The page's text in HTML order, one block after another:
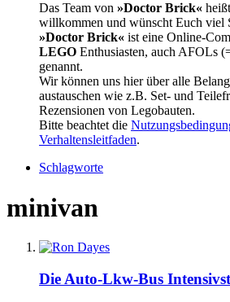
Das Team von »Doctor Brick«
willkommen und wünscht Euch viel
»Doctor Brick« ist eine Online-
LEGO Enthusiasten, auch AFOLs
genannt.
Wir können uns hier über alle
austauschen wie z.B. Set- und
Rezensionen von Legobauten.
Bitte beachtet die
Verhaltensleitfaden.
Schlagworte
minivan
Die Auto-Lkw-Bus